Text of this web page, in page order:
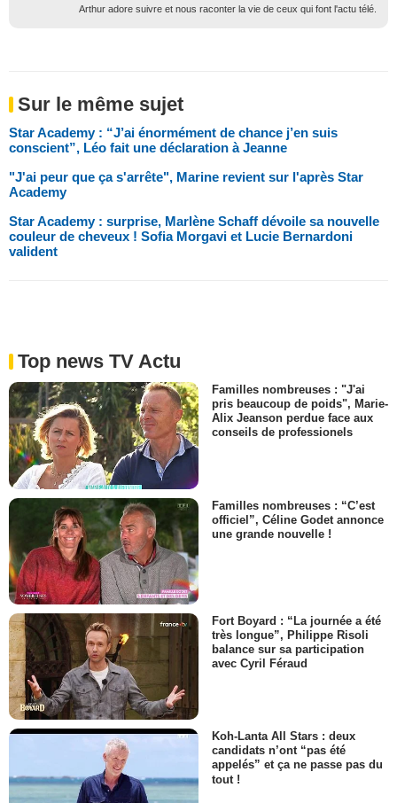
Arthur adore suivre et nous raconter la vie de ceux qui font l'actu télé.
Sur le même sujet
Star Academy : “J’ai énormément de chance j’en suis
conscient”, Léo fait une déclaration à Jeanne
"J'ai peur que ça s'arrête", Marine revient sur l'après Star
Academy
Star Academy : surprise, Marlène Schaff dévoile sa nouvelle
couleur de cheveux ! Sofia Morgavi et Lucie Bernardoni
valident
Top news TV Actu
Familles nombreuses : "J'ai
pris beaucoup de poids", Marie-
Alix Jeanson perdue face aux
conseils de professionels
Familles nombreuses : “C’est
officiel”, Céline Godet annonce
une grande nouvelle !
Fort Boyard : “La journée a été
très longue”, Philippe Risoli
balance sur sa participation
avec Cyril Féraud
Koh-Lanta All Stars : deux
candidats n’ont “pas été
appelés” et ça ne passe pas du
tout !